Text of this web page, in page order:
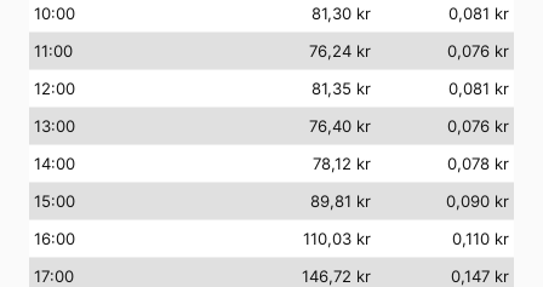
10:00 81,30 kr
0,081 kr
11:00 76,24 kr
0,076 kr
12:00 81,35 kr
0,081 kr
13:00 76,40 kr
0,076 kr
14:00 78,12 kr
0,078 kr
15:00 89,81 kr
0,090 kr
16:00 110,03 kr
0,110 kr
17:00 146,72 kr
0,147 kr